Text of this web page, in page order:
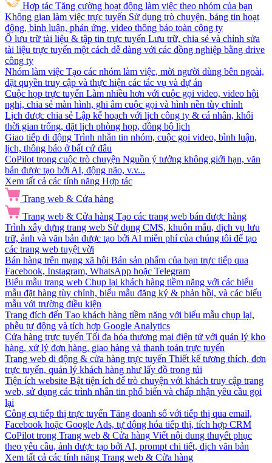
Hợp tác Tăng cường hoạt động làm việc theo nhóm của bạn
Không gian làm việc trực tuyến Sử dụng trò chuyện, bảng tin hoạt
động, bình luận, phản ứng, video thông báo toàn công ty
Ổ lưu trữ tài liệu & tập tin trực tuyến Lưu trữ, chia sẻ và chỉnh sửa
tài liệu trực tuyến một cách dễ dàng với các đồng nghiệp bằng drive
công ty
Nhóm làm việc Tạo các nhóm làm việc, mời người dùng bên ngoài,
đặt quyền truy cập và thực hiện các tác vụ và dự án
Cuộc họp trực tuyến Làm nhiều hơn với cuộc gọi video, video hội
nghị, chia sẻ màn hình, ghi âm cuộc gọi và hình nền tùy chỉnh
Lịch được chia sẻ Lập kế hoạch với lịch công ty & cá nhân, khối
thời gian trống, đặt lịch phòng họp, đồng bộ lịch
Giao tiếp di động Trình nhắn tin nhóm, cuộc gọi video, bình luận,
lịch, thông báo ở bất cứ đâu
CoPilot trong cuộc trò chuyện Nguồn ý tưởng không giới hạn, văn
bản được tạo bởi AI, động não, v.v...
Xem tất cả các tính năng Hợp tác
Trang web & Cửa hàng
Trang web & Cửa hàng Tạo các trang web bán được hàng
Trình xây dựng trang web Sử dụng CMS, khuôn mẫu, dịch vụ lưu
trữ, ảnh và văn bản được tạo bởi AI miễn phí của chúng tôi để tạo
các trang web tuyệt vời
Bán hàng trên mạng xã hội Bán sản phẩm của bạn trực tiếp qua
Facebook, Instagram, WhatsApp hoặc Telegram
Biểu mẫu trang web Chụp lại khách hàng tiềm năng với các biểu
mẫu đặt hàng tùy chỉnh, biểu mẫu đăng ký & phản hồi, và các biểu
mẫu với trường điều kiện
Trang đích đến Tạo khách hàng tiềm năng với biểu mẫu chụp lại,
phễu tự động và tích hợp Google Analytics
Cửa hàng trực tuyến Tối đa hóa thương mại điện tử với quản lý kho
hàng, xử lý đơn hàng, giao hàng và thanh toán trực tuyến
Trang web di động & cửa hàng trực tuyến Thiết kế tương thích, đơn
trực tuyến, quản lý khách hàng như lấy đồ trong túi
Tiện ích website Bật tiện ích để trò chuyện với khách truy cập trang
web, sử dụng các trình nhắn tin phổ biến và chấp nhận yêu cầu gọi
lại
Công cụ tiếp thị trực tuyến Tăng doanh số với tiếp thị qua email,
Facebook hoặc Google Ads, tự động hóa tiếp thị, tích hợp CRM
CoPilot trong Trang web & Cửa hàng Viết nội dung thuyết phục
theo yêu cầu, ảnh được tạo bởi AI, prompt chi tiết, dịch văn bản
Xem tất cả các tính năng Trang web & Cửa hàng